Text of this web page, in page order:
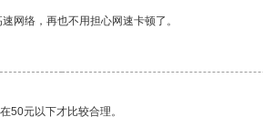
网络，再也不用担心网速卡顿了。
50元以下才比较合理。